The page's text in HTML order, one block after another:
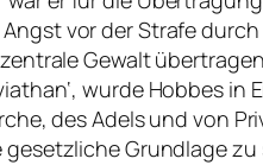
vor der Strafe
Gewalt
wurde Hobbes in
des Adels und von
Grundlage